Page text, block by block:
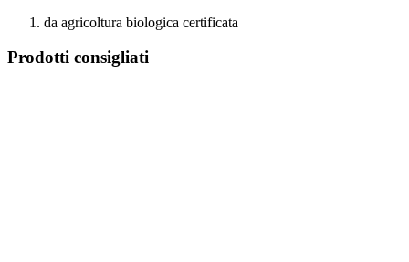
da agricoltura biologica certificata
Prodotti consigliati